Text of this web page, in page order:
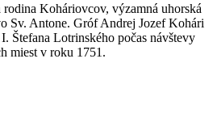
rodina Koháriovcov, výzamná uhorská
Sv. Antone. Gróf Andrej Jozef Kohári
Štefana Lotrinského počas návštevy
miest v roku 1751.